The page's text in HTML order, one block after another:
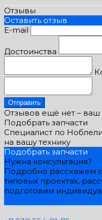
Отзывы
Оставить отзыв
E-mail
Достоинства
Отправить
Отзывов ещё нет –
Подобрать запчасти
Специалист по
на вашу технику
Подобрать запчасти
Нужна консультация?
Подробно расскажем о
типовых проектах,
подготовим